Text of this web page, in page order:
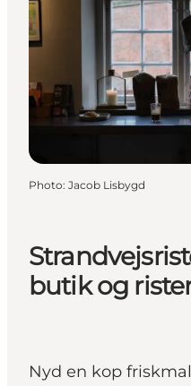
Planera din resa
butik og
Nyd en kop
Photo: Jacob Lisbygd